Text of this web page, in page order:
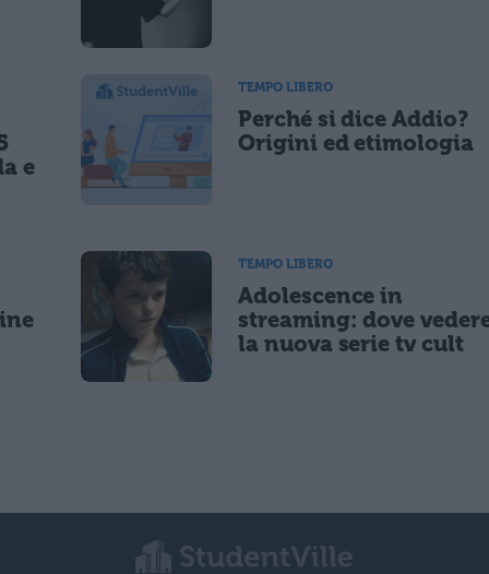
e
TEMPO LIBERO
Perché si dice Addio?
Origini ed etimologia
TEMPO LIBERO
Adolescence in
streaming: dove
la nuova serie tv cult